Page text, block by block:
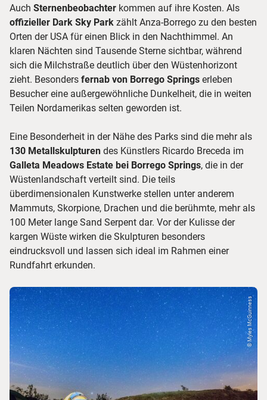
Auch Sternenbeobachter kommen auf ihre Kosten. Als
offizieller Dark Sky Park zählt Anza-Borrego zu den besten
Orten der USA für einen Blick in den Nachthimmel. An
klaren Nächten sind Tausende Sterne sichtbar, während
sich die Milchstraße deutlich über den Wüstenhorizont
zieht. Besonders fernab von Borrego Springs erleben
Besucher eine außergewöhnliche Dunkelheit, die in weiten
Teilen Nordamerikas selten geworden ist.
Eine Besonderheit in der Nähe des Parks sind die mehr als
130 Metallskulpturen des Künstlers Ricardo Breceda im
Galleta Meadows Estate bei Borrego Springs, die in der
Wüstenlandschaft verteilt sind. Die teils
überdimensionalen Kunstwerke stellen unter anderem
Mammuts, Skorpione, Drachen und die berühmte, mehr als
100 Meter lange Sand Serpent dar. Vor der Kulisse der
kargen Wüste wirken die Skulpturen besonders
eindrucksvoll und lassen sich ideal im Rahmen einer
Rundfahrt erkunden.
© Myles McGuinness